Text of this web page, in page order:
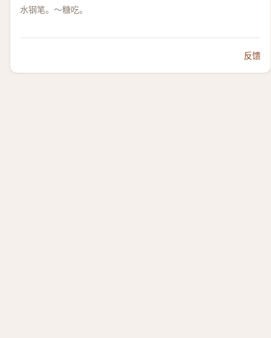
水钢笔。～糖吃。
反馈